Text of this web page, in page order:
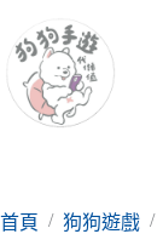
至
要
首頁 / 狗狗遊戲 /